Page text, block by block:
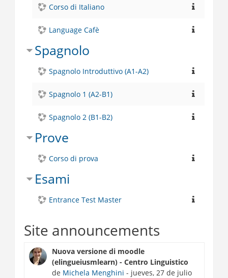
Corso di Italiano
Language Cafè
Spagnolo
Spagnolo Introduttivo (A1-A2)
Spagnolo 1 (A2-B1)
Spagnolo 2 (B1-B2)
Prove
Corso di prova
Esami
Entrance Test Master
Site announcements
Nuova versione di moodle
(elingueiusmlearn) - Centro Linguistico
de Michela Menghini - jueves, 27 de julio